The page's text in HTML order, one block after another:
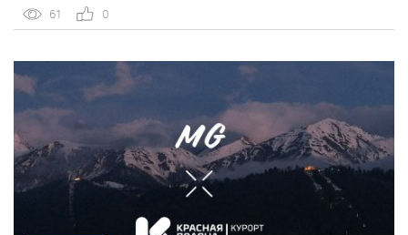
офисные сотрудники, которые планируют
празднование своего дня рождения на работе. Им
61 0